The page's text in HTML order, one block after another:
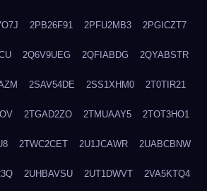
2PB26F91 2PFU2MB3 2PGICZT7
2Q6V9UEG 2QFIABDG 2QYABSTR
2SAV54DE 2SS1XHM0 2T0TIR21
2TGAD2ZO 2TMUAAY5 2TOT3HO1
2TWC2CET 2U1JCAWR 2UABCBNW
2UHBAVSU 2UT1DWVT 2VA5KTQ4